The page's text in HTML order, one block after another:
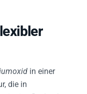
in einer
die in